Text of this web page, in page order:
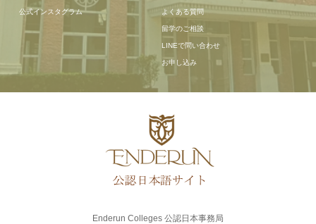
公式インスタグラム よくある質問
留学のご相談
LINEで問い合わせ
お申し込み
Enderun Colleges 公認日本事務局